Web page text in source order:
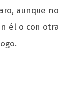
aunque no
él o con otra